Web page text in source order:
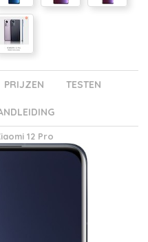
PRIJZEN TESTEN
12 Pro